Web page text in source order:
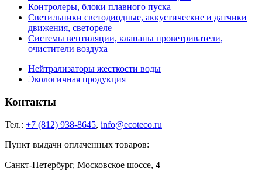
Контролеры, блоки плавного пуска
Светильники светодиодные, аккустические и датчики
движения, светореле
Системы вентиляции, клапаны проветриватели,
очистители воздуха
Нейтрализаторы жесткости воды
Экологичная продукция
Контакты
Тел.: +7 (812) 938-8645, info@ecoteco.ru
Пункт выдачи оплаченных товаров:
Санкт-Петербург, Московское шоссе, 4